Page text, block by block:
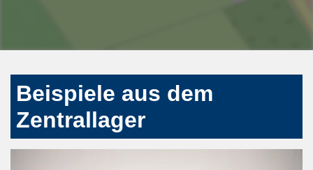
Beispiele aus dem
Zentrallager